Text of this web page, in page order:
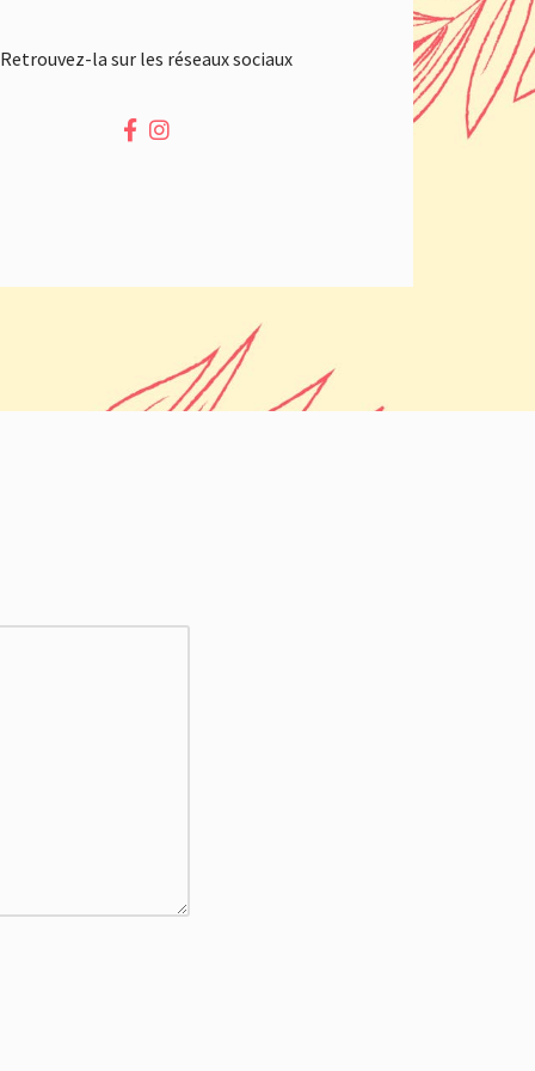
Retrouvez-la sur les réseaux sociaux
FacebookInstagram